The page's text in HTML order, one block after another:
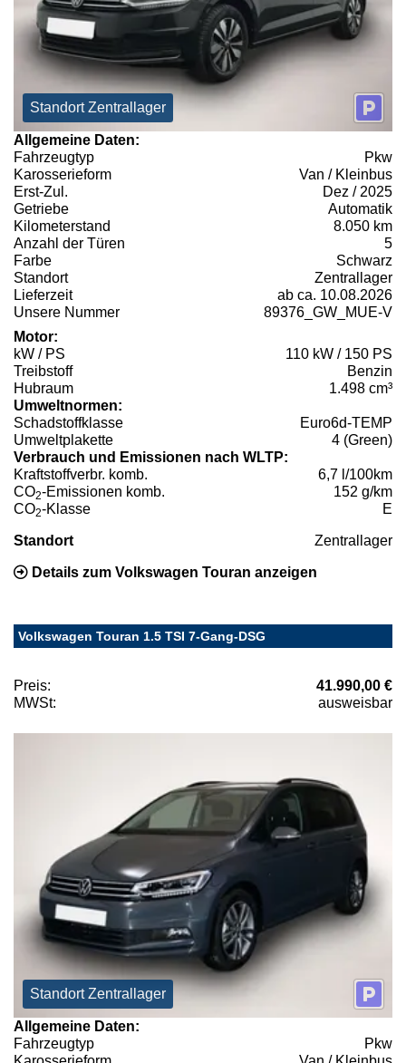
Standort Zentrallager
Allgemeine Daten:
Fahrzeugtyp
Pkw
Karosserieform
Van / Kleinbus
Erst-Zul.
Dez / 2025
Getriebe
Automatik
Kilometerstand
8.050 km
Anzahl der Türen
5
Farbe
Schwarz
Standort
Zentrallager
Lieferzeit
ab ca. 10.08.2026
Unsere Nummer
89376_GW_MUE-V
Motor:
kW / PS
110 kW / 150 PS
Treibstoff
Benzin
Hubraum
1.498 cm³
Umweltnormen:
Schadstoffklasse
Euro6d-TEMP
Umweltplakette
4 (Green)
Verbrauch und Emissionen nach WLTP:
Kraftstoffverbr. komb.
6,7 l/100km
CO2-Emissionen komb.
152 g/km
CO2-Klasse E
Standort Zentrallager
Details zum Volkswagen Touran anzeigen
Volkswagen Touran 1.5 TSI 7-Gang-DSG
Preis:
41.990,00 €
MWSt:
ausweisbar
Standort Zentrallager
Allgemeine Daten:
Fahrzeugtyp
Pkw